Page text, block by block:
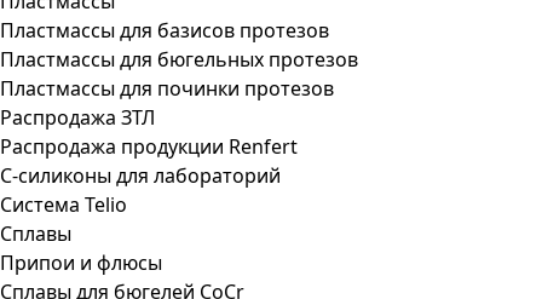
Пластмассы для базисов протезов
Пластмассы для бюгельных протезов
Пластмассы для починки протезов
Распродажа ЗТЛ
Распродажа продукции Renfert
С-силиконы для лабораторий
Система Telio
Сплавы
Припои и флюсы
Сплавы для бюгелей CoCr